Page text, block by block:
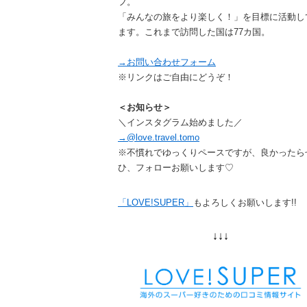
「みんなの旅をより楽しく！」を目標に活動
ます。これまで訪問した国は77カ国。
→お問い合わせフォーム
※リンクはご自由にどうぞ！
＜お知らせ＞
＼インスタグラム始めました／
→@love.travel.tomo
※不慣れでゆっくりペースですが、良かったら
ひ、フォローお願いします♡
「LOVE!SUPER」 もよろしくお願いします!!
↓↓↓